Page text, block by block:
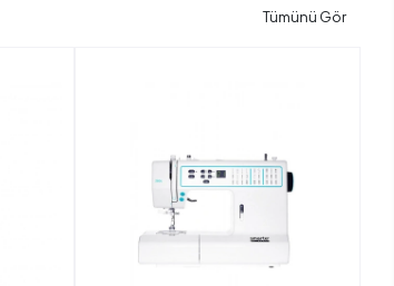
Tümünü Gör